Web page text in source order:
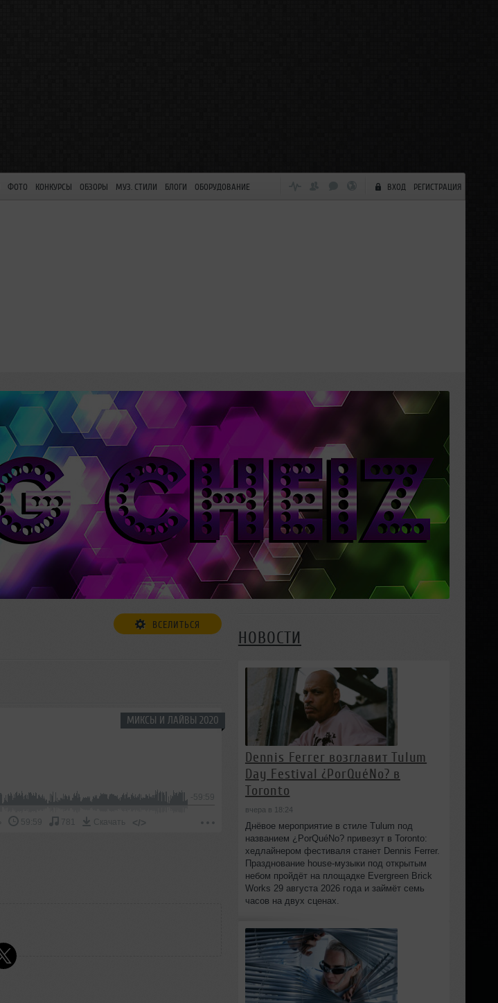
ФОТО КОНКУРСЫ ОБЗОРЫ МУЗ. СТИЛИ БЛОГИ ОБОРУДОВАНИЕ ВХОД РЕГИСТРАЦИЯ
ВСЕЛИТЬСЯ
МИКСЫ И ЛАЙВЫ 2020
-59:59
59:59 781 Скачать </>
НОВОСТИ
Dennis Ferrer возглавит Tulum
Day Festival ¿PorQuéNo? в
Toronto
вчера в 18:24
Днёвое мероприятие в стиле Tulum под
названием ¿PorQuéNo? привезут в Toronto:
хедлайнером фестиваля станет Dennis Ferrer.
Празднование house-музыки под открытым
небом пройдёт на площадке Evergreen Brick
Works 29 августа 2026 года и займёт семь
часов на двух сценах.